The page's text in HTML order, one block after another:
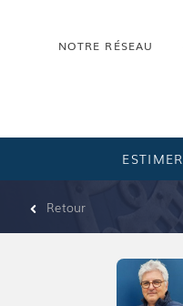
NOTRE RÉSEAU
ESTIMER
Retour